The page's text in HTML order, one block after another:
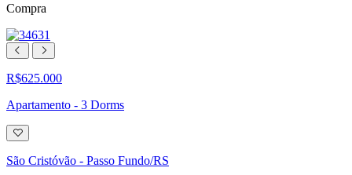
Compra
R$625.000
Apartamento - 3 Dorms
Adicionar
à
lista
de
São Cristóvão - Passo Fundo/RS